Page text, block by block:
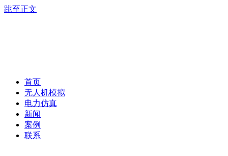
跳至正文
首页
无人机模拟
电力仿真
新闻
案例
联系